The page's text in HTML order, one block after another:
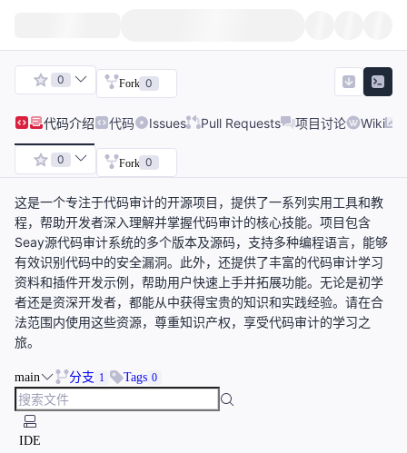
0 Fork 0
代码介绍 代码 Issues Pull Requests 项目讨论 Wiki
0 Fork 0
这是一个专注于代码审计的开源项目，提供了一系列实用工具和教
程，帮助开发者深入理解并掌握代码审计的核心技能。项目包含
Seay源代码审计系统的多个版本及源码，支持多种编程语言，能够
有效识别代码中的安全漏洞。此外，还提供了丰富的代码审计学习
资料和插件开发示例，帮助用户快速上手并拓展功能。无论是初学
者还是资深开发者，都能从中获得宝贵的知识和实践经验。请在合
法范围内使用这些资源，尊重知识产权，享受代码审计的学习之
旅。
main 分支 1 Tags 0
IDE